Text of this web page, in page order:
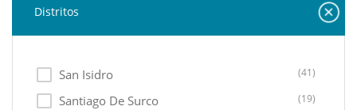
Distritos
San Isidro (41)
Santiago De Surco (19)